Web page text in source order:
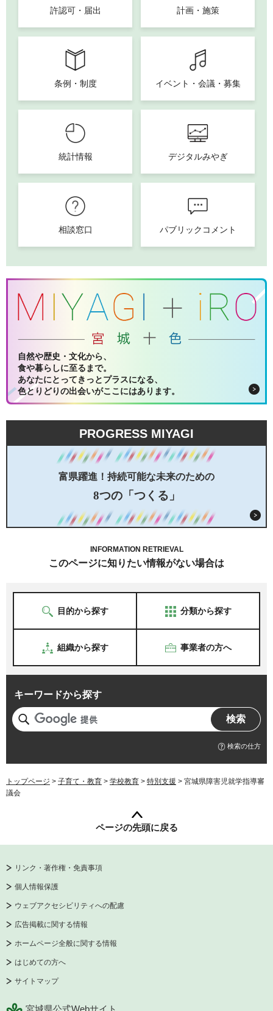
許認可・届出 計画・施策
条例・制度 イベント・会議・募集
統計情報 デジタルみやぎ
相談窓口 パブリックコメント
自然や歴史・文化から、
食や暮らしに至るまで。
あなたにとってきっとプラスになる、
色とりどりの出会いがここにはあります。
PROGRESS MIYAGI
富県躍進！持続可能な未来のための
8つの「つくる」
INFORMATION RETRIEVAL
このページに知りたい情報がない場合は
目的から探す 分類から探す
組織から探す 事業者の方へ
キーワードから探す
検索の仕方
トップページ > 子育て・教育 > 学校教育 > 特別支援 > 宮城県障害児就学指導審
議会
ページの先頭に戻る
リンク・著作権・免責事項
個人情報保護
ウェブアクセシビリティへの配慮
広告掲載に関する情報
ホームページ全般に関する情報
はじめての方へ
サイトマップ